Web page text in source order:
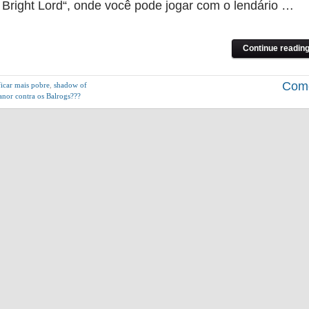
Bright Lord“, onde você pode jogar com o lendário …
Continue
mais pobre shadow of
contra os Balrogs???